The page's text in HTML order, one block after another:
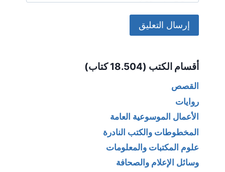
أقسام الكتب (18.504 كتاب)
القصص
روايات
الأعمال الموسوعية العامة
المخطوطات والكتب النادرة
علوم المكتبات والمعلومات
وسائل الإعلام والصحافة